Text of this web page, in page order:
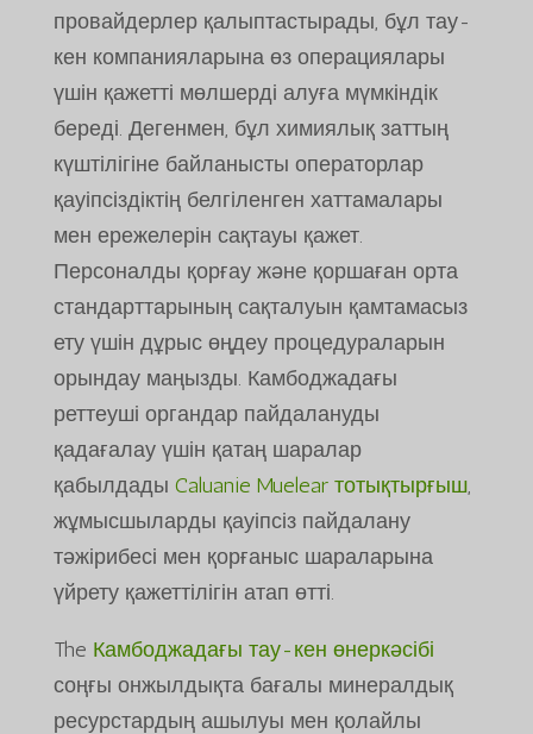
провайдерлер қалыптастырады, бұл тау-
кен компанияларына өз операциялары
үшін қажетті мөлшерді алуға мүмкіндік
береді. Дегенмен, бұл химиялық заттың
күштілігіне байланысты операторлар
қауіпсіздіктің белгіленген хаттамалары
мен ережелерін сақтауы қажет.
Персоналды қорғау және қоршаған орта
стандарттарының сақталуын қамтамасыз
ету үшін дұрыс өңдеу процедураларын
орындау маңызды. Камбоджадағы
реттеуші органдар пайдалануды
қадағалау үшін қатаң шаралар
қабылдады Caluanie Muelear тотықтырғыш,
жұмысшыларды қауіпсіз пайдалану
тәжірибесі мен қорғаныс шараларына
үйрету қажеттілігін атап өтті.
The Камбоджадағы тау-кен өнеркәсібі
соңғы онжылдықта бағалы минералдық
ресурстардың ашылуы мен қолайлы